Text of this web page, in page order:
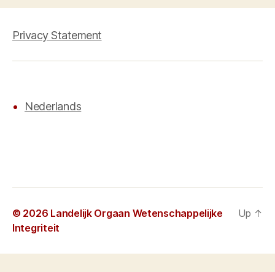
Privacy Statement
Nederlands
© 2026 Landelijk Orgaan Wetenschappelijke
Integriteit
Up ↑